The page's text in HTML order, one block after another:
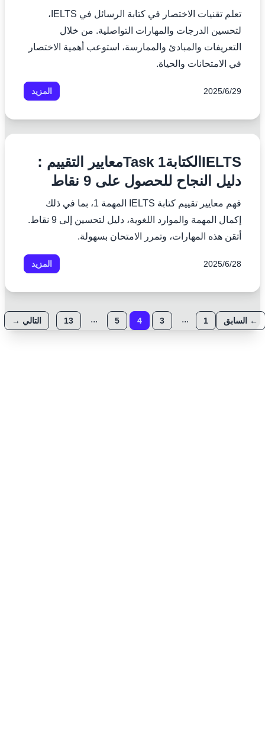
تعلم تقنيات الاختصار في كتابة الرسائل في IELTS،
لتحسين الدرجات والمهارات التواصلية. من خلال
التعريفات والمبادئ والممارسة، استوعب أهمية الاختصار
في الامتحانات والحياة.
29‏/6‏/2025 المزيد
IELTSالكتابةTask 1معايير التقييم：
دليل النجاح للحصول على 9 نقاط
فهم معايير تقييم كتابة IELTS المهمة 1، بما في ذلك
إكمال المهمة والموارد اللغوية، دليل لتحسين إلى 9 نقاط.
أتقن هذه المهارات، وتمرر الامتحان بسهولة.
28‏/6‏/2025 المزيد
← السابق 1
...
3
4
5
...
13 التالي →